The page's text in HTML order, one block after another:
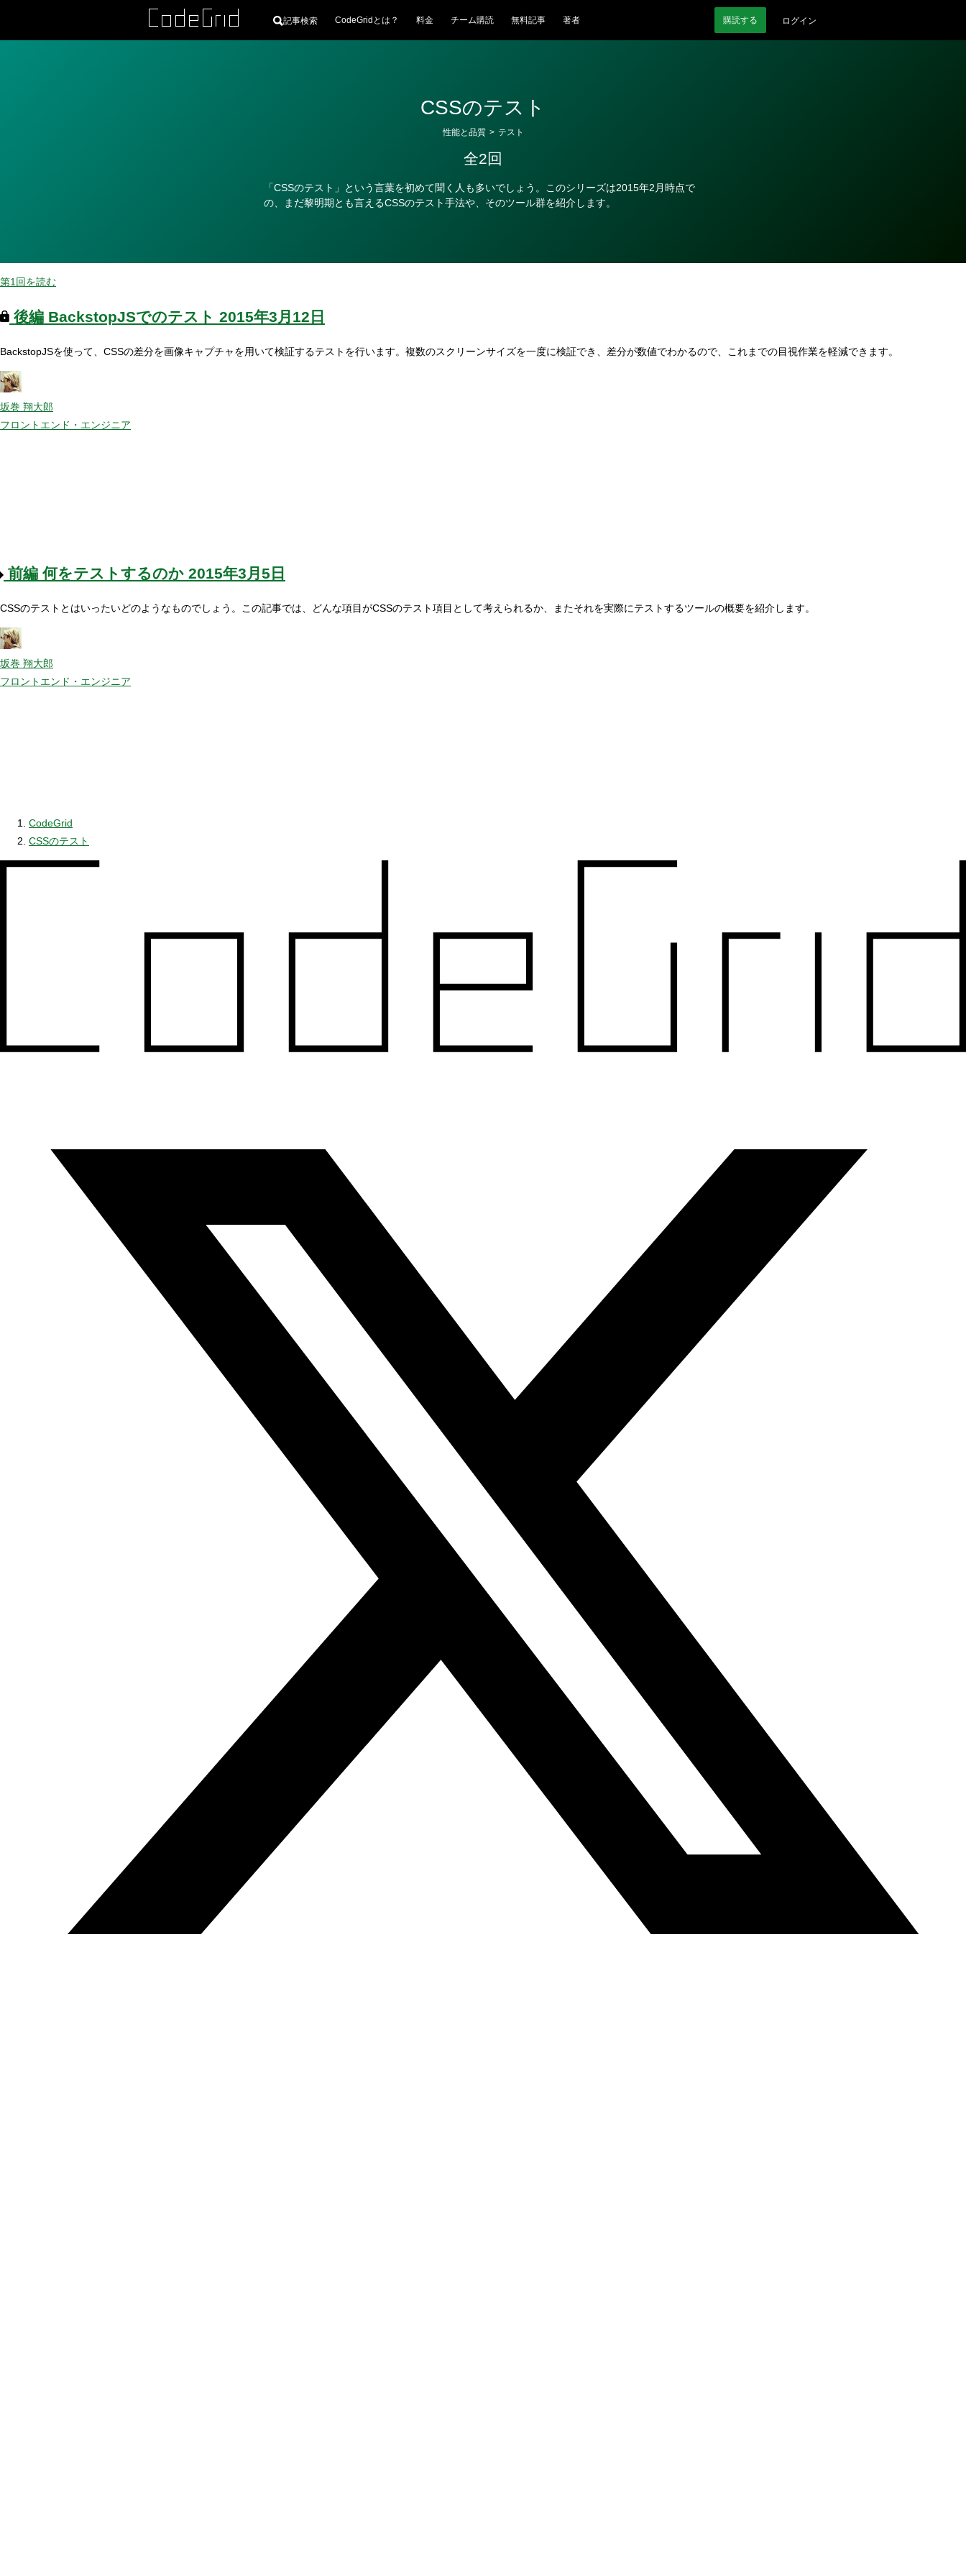
記事検索 CodeGridとは？ 料金 チーム購読 無料記事 著者 購読する ログイン
CSSのテスト
性能と品質 > テスト
全2回
「CSSのテスト」という言葉を初めて聞く人も多いでしょう。このシリーズは2015年2月時点で
の、まだ黎明期とも言えるCSSのテスト手法や、そのツール群を紹介します。
第1回を読む
後編 BackstopJSでのテスト 2015年3月12日
BackstopJSを使って、CSSの差分を画像キャプチャを用いて検証するテストを行います。複数のスクリーンサイズを一度に検証でき、差分が数値でわかるので、これまでの目視作業を軽減できます。
坂巻 翔大郎
フロントエンド・エンジニア
前編 何をテストするのか 2015年3月5日
CSSのテストとはいったいどのようなものでしょう。この記事では、どんな項目がCSSのテスト項目として考えられるか、またそれを実際にテストするツールの概要を紹介します。
坂巻 翔大郎
フロントエンド・エンジニア
CodeGrid
CSSのテスト